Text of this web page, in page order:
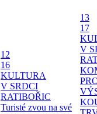
12
16
KULTURA
V SRDCI
RATIBOŘIC
Turisté zvou na své
13
17
V